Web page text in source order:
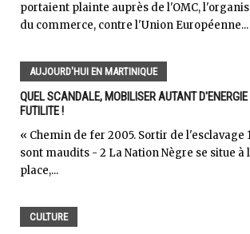
portaient plainte auprès de l'OMC,
du commerce, contre l'Union Européenne...
AUJOURD'HUI EN MARTINIQUE
QUEL SCANDALE, MOBILISER AUTANT
FUTILITE !
« Chemin de fer 2005. Sortir de l'esclavage
sont maudits - 2 La Nation Nègre se situe à
place,...
CULTURE